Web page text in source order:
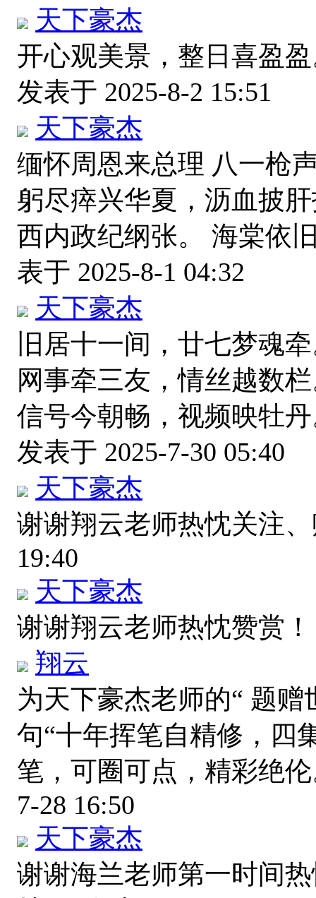
天下豪杰
开心观美景，整日喜盈
发表于 2025-8-2 15:51
天下豪杰
缅怀周恩来总理 八一枪
躬尽瘁兴华夏，沥血披
西内政纪纲张。 海棠依
表于 2025-8-1 04:32
天下豪杰
旧居十一间，廿七梦魂
网事牵三友，情丝越数
信号今朝畅，视频映牡
发表于 2025-7-30 05:40
天下豪杰
谢谢翔云老师热忱关注
19:40
天下豪杰
谢谢翔云老师热忱赞赏
翔云
为天下豪杰老师的“ 题
句“十年挥笔自精修，四
笔，可圈可点，精彩绝
7-28 16:50
天下豪杰
谢谢海兰老师第一时间